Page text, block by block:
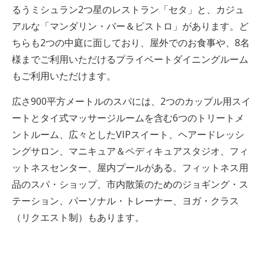
るうミシュラン2つ星のレストラン「セタ」と、カジュ
アルな「マンダリン・バー＆ビストロ」があります。ど
ちらも2つの中庭に面しており、屋外でのお食事や、8名
様までご利用いただけるプライベートダイニングルーム
もご利用いただけます。
広さ900平方メートルのスパには、2つのカップル用スイ
ートとタイ式マッサージルームを含む6つのトリートメ
ントルーム、広々としたVIPスイート、ヘアードレッシ
ングサロン、マニキュア＆ペディキュアスタジオ、フィ
ットネスセンター、屋内プールがある。フィットネス用
品のスパ・ショップ、市内散策のためのジョギング・ス
テーション、パーソナル・トレーナー、ヨガ・クラス
（リクエスト制）もあります。